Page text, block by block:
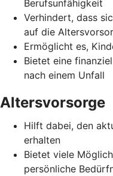
Berufsunfähigkeit
Verhindert, dass
auf die
Ermöglicht es,
Bietet eine
nach einem Unfall
Altersvorsorge
Hilft dabei, den
erhalten
Bietet viele
persönliche